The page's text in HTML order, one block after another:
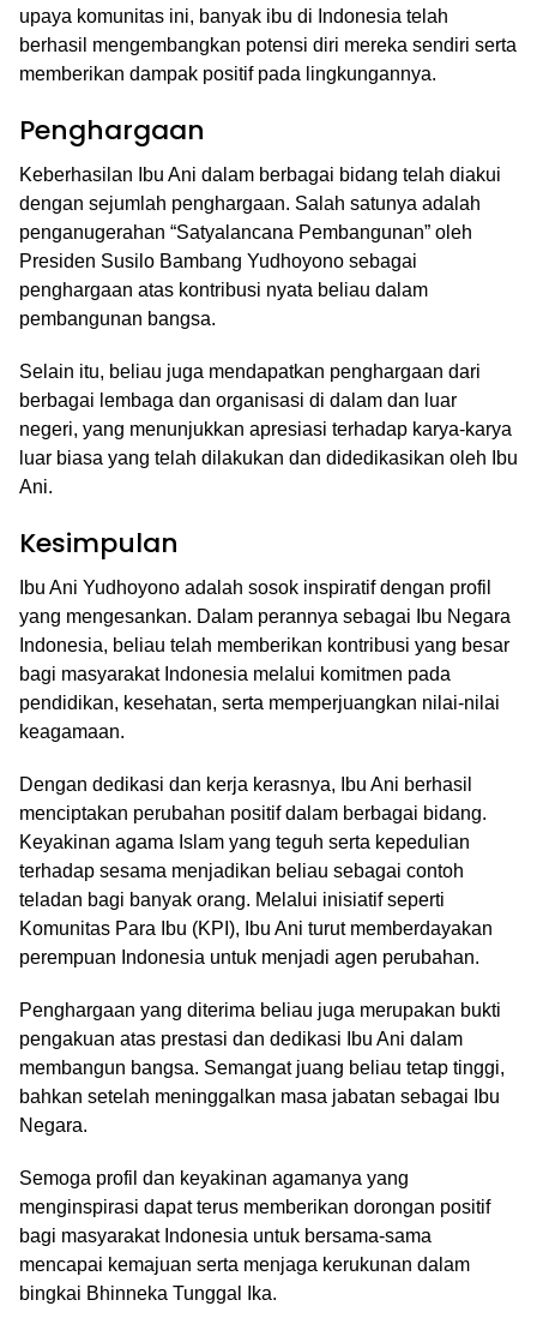
upaya komunitas ini, banyak ibu di Indonesia telah
berhasil mengembangkan potensi diri mereka sendiri serta
memberikan dampak positif pada lingkungannya.
Penghargaan
Keberhasilan Ibu Ani dalam berbagai bidang telah diakui
dengan sejumlah penghargaan. Salah satunya adalah
penganugerahan “Satyalancana Pembangunan” oleh
Presiden Susilo Bambang Yudhoyono sebagai
penghargaan atas kontribusi nyata beliau dalam
pembangunan bangsa.
Selain itu, beliau juga mendapatkan penghargaan dari
berbagai lembaga dan organisasi di dalam dan luar
negeri, yang menunjukkan apresiasi terhadap karya-karya
luar biasa yang telah dilakukan dan didedikasikan oleh Ibu
Ani.
Kesimpulan
Ibu Ani Yudhoyono adalah sosok inspiratif dengan profil
yang mengesankan. Dalam perannya sebagai Ibu Negara
Indonesia, beliau telah memberikan kontribusi yang besar
bagi masyarakat Indonesia melalui komitmen pada
pendidikan, kesehatan, serta memperjuangkan nilai-nilai
keagamaan.
Dengan dedikasi dan kerja kerasnya, Ibu Ani berhasil
menciptakan perubahan positif dalam berbagai bidang.
Keyakinan agama Islam yang teguh serta kepedulian
terhadap sesama menjadikan beliau sebagai contoh
teladan bagi banyak orang. Melalui inisiatif seperti
Komunitas Para Ibu (KPI), Ibu Ani turut memberdayakan
perempuan Indonesia untuk menjadi agen perubahan.
Penghargaan yang diterima beliau juga merupakan bukti
pengakuan atas prestasi dan dedikasi Ibu Ani dalam
membangun bangsa. Semangat juang beliau tetap tinggi,
bahkan setelah meninggalkan masa jabatan sebagai Ibu
Negara.
Semoga profil dan keyakinan agamanya yang
menginspirasi dapat terus memberikan dorongan positif
bagi masyarakat Indonesia untuk bersama-sama
mencapai kemajuan serta menjaga kerukunan dalam
bingkai Bhinneka Tunggal Ika.